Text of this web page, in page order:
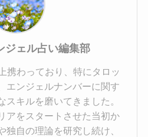
ジェル占い編集部
携わっており、特にタロッ
エンジェルナンバーに関す
スキルを磨いてきました。
アをスタートさせた当初か
独自の理論を研究し続け、